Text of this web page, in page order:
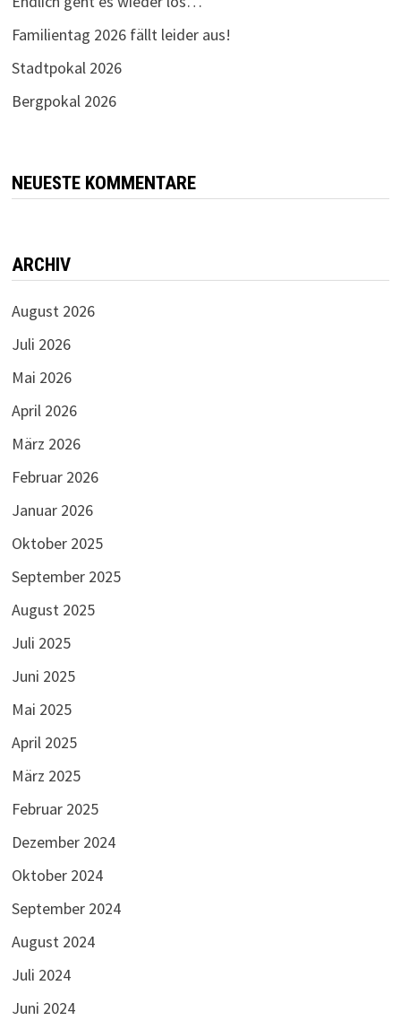
Familientag 2026 fällt leider aus!
Stadtpokal 2026
Bergpokal 2026
NEUESTE KOMMENTARE
ARCHIV
August 2026
Juli 2026
Mai 2026
April 2026
März 2026
Februar 2026
Januar 2026
Oktober 2025
September 2025
August 2025
Juli 2025
Juni 2025
Mai 2025
April 2025
März 2025
Februar 2025
Dezember 2024
Oktober 2024
September 2024
August 2024
Juli 2024
Juni 2024